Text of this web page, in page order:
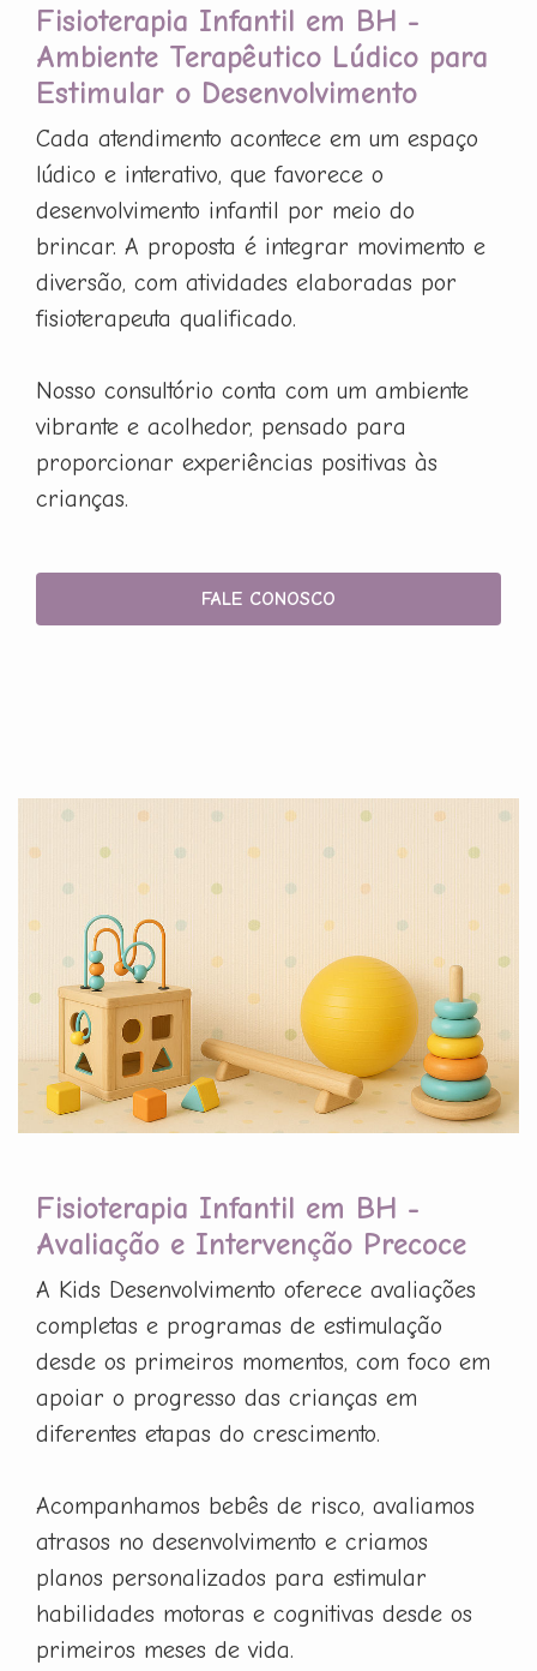
Fisioterapia Infantil em BH -
Ambiente Terapêutico Lúdico para
Estimular o Desenvolvimento
Cada atendimento acontece em um espaço
lúdico e interativo, que favorece o
desenvolvimento infantil por meio do
brincar. A proposta é integrar movimento e
diversão, com atividades elaboradas por
fisioterapeuta qualificado.
Nosso consultório conta com um ambiente
vibrante e acolhedor, pensado para
proporcionar experiências positivas às
crianças.
FALE CONOSCO
Fisioterapia Infantil em BH -
Avaliação e Intervenção Precoce
A Kids Desenvolvimento oferece avaliações
completas e programas de estimulação
desde os primeiros momentos, com foco em
apoiar o progresso das crianças em
diferentes etapas do crescimento.
Acompanhamos bebês de risco, avaliamos
atrasos no desenvolvimento e criamos
planos personalizados para estimular
habilidades motoras e cognitivas desde os
primeiros meses de vida.